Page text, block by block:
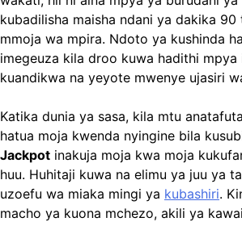
kubadilisha maisha ndani ya dakika 90
mmoja wa mpira. Ndoto ya kushinda
imegeuza kila droo kuwa hadithi mpya
kuandikwa na yeyote mwenye ujasiri
Katika dunia ya sasa, kila mtu
hatua moja kwenda nyingine bila
Jackpot inakuja moja kwa moja
huu. Huhitaji kuwa na elimu ya juu ya
uzoefu wa miaka mingi ya kubashiri.
macho ya kuona mchezo, akili ya